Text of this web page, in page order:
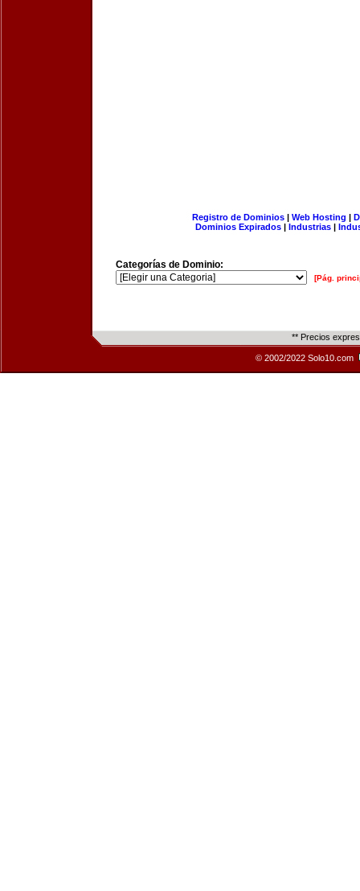
Registro de Dominios| Web Hosting |
Dominios Expirados | Industrias |
Categorías de Dominio:
[Pág.
** Precios
© 2002/2022 Solo10.com